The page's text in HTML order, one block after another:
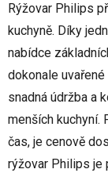
Rýžovar Philips
kuchyně. Díky
nabídce
dokonale
snadná údržba a
menších kuchyní.
čas, je cenově
rýžovar Philips je